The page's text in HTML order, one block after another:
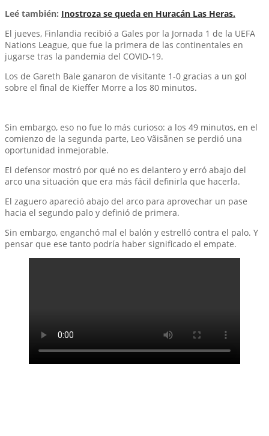
Leé también: Inostroza se queda en Huracán Las Heras.
El jueves, Finlandia recibió a Gales por la Jornada 1 de la UEFA
Nations League, que fue la primera de las continentales en
jugarse tras la pandemia del COVID-19.
Los de Gareth Bale ganaron de visitante 1-0 gracias a un gol
sobre el final de Kieffer Morre a los 80 minutos.
Sin embargo, eso no fue lo más curioso: a los 49 minutos, en el
comienzo de la segunda parte, Leo Vãisãnen se perdió una
oportunidad inmejorable.
El defensor mostró por qué no es delantero y erró abajo del
arco una situación que era más fácil definirla que hacerla.
El zaguero apareció abajo del arco para aprovechar un pase
hacia el segundo palo y definió de primera.
Sin embargo, enganchó mal el balón y estrelló contra el palo. Y
pensar que ese tanto podría haber significado el empate.